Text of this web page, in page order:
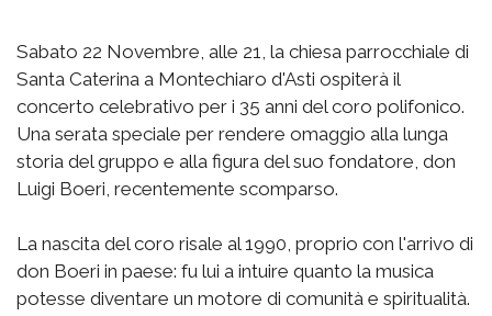
Sabato 22 Novembre, alle 21, la chiesa parrocchiale di
Santa Caterina a Montechiaro d'Asti ospiterà il
concerto celebrativo per i 35 anni del coro polifonico.
Una serata speciale per rendere omaggio alla lunga
storia del gruppo e alla figura del suo fondatore, don
Luigi Boeri, recentemente scomparso.
La nascita del coro risale al 1990, proprio con l'arrivo di
don Boeri in paese: fu lui a intuire quanto la musica
potesse diventare un motore di comunità e spiritualità.